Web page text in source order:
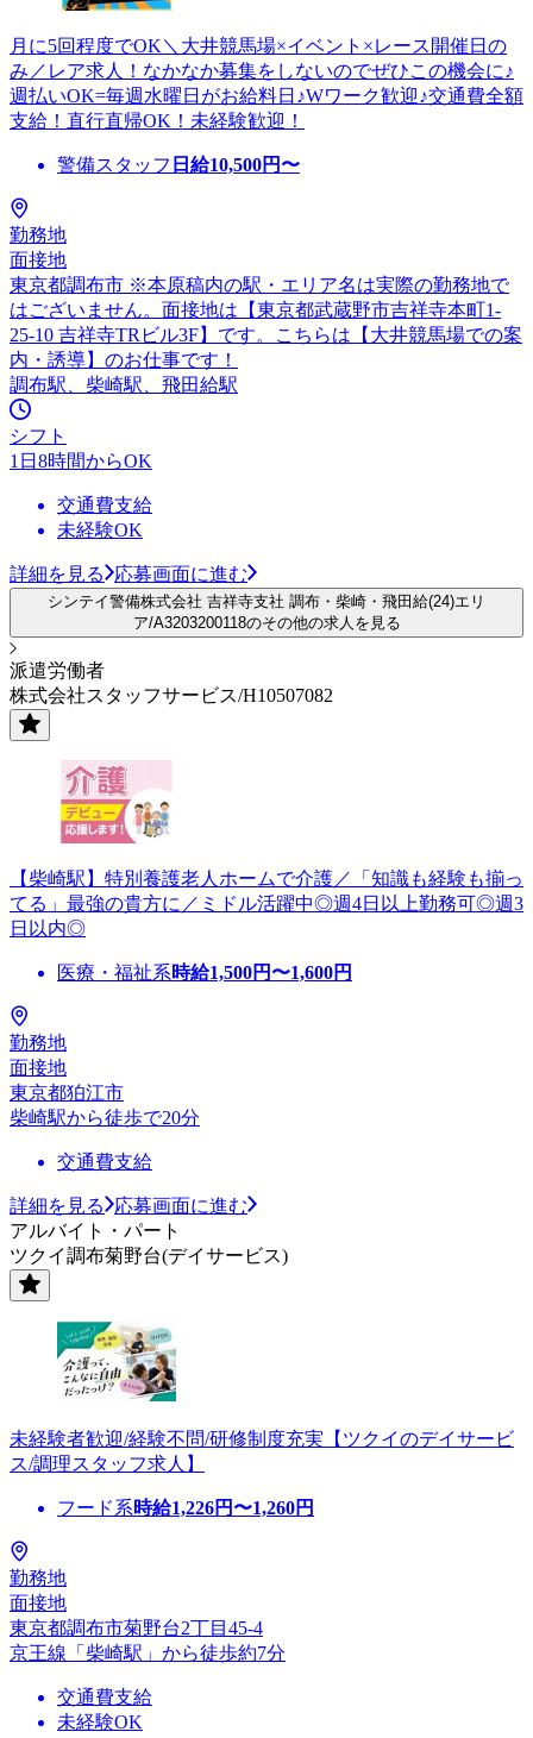
月に5回程度でOK＼大井競馬場×イベント×レース開催日の
み／レア求人！なかなか募集をしないのでぜひこの機会に♪
週払いOK=毎週水曜日がお給料日♪Wワーク歓迎♪交通費全額
支給！直行直帰OK！未経験歓迎！
警備スタッフ 日給10,500円〜
勤務地
面接地
東京都調布市 ※本原稿内の駅・エリア名は実際の勤務地で
はございません。面接地は【東京都武蔵野市吉祥寺本町1-
25-10 吉祥寺TRビル3F】です。こちらは【大井競馬場での案
内・誘導】のお仕事です！
調布駅、柴崎駅、飛田給駅
シフト
1日8時間からOK
交通費支給
未経験OK
詳細を見る 応募画面に進む
シンテイ警備株式会社 吉祥寺支社 調布・柴崎・飛田給(24)エリ
ア/A3203200118のその他の求人を見る
派遣労働者
株式会社スタッフサービス/H10507082
【柴崎駅】特別養護老人ホームで介護／「知識も経験も揃っ
てる」最強の貴方に／ミドル活躍中◎週4日以上勤務可◎週3
日以内◎
医療・福祉系時給1,500円〜1,600円
勤務地
面接地
東京都狛江市
柴崎駅から徒歩で20分
交通費支給
詳細を見る
応募画面に進む
アルバイト・パート
ツクイ調布菊野台(デイサービス)
未経験者歓迎/経験不問/研修制度充実【ツクイのデイサービ
ス/調理スタッフ求人】
フード系時給1,226円〜1,260円
勤務地
面接地
東京都調布市菊野台2丁目45-4
京王線「柴崎駅」から徒歩約7分
交通費支給
未経験OK